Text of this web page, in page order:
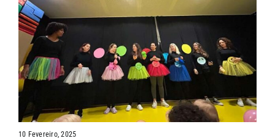
10 Fevereiro, 2025